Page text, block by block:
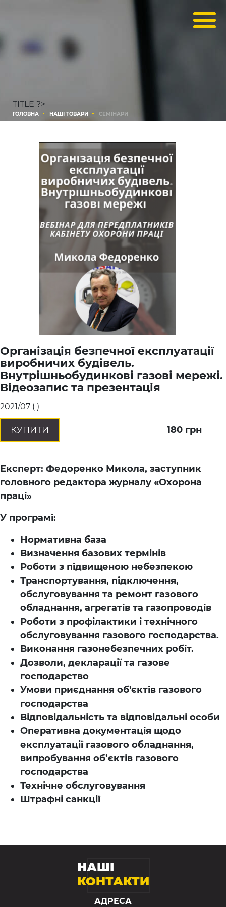
TITLE ?>
ГОЛОВНА НАШІ ТОВАРИ СЕМІНАРИ
Організація безпечної експлуатації
виробничих будівель.
Внутрішньобудинкові газові мережі.
Відеозапис та презентація
2021/07 ( )
КУПИТИ 180 грн
Експерт: Федоренко Микола, заступник
головного редактора журналу «Охорона
праці»
У програмі:
Нормативна база
Визначення базових термінів
Роботи з підвищеною небезпекою
Транспортування, підключення,
обслуговування та ремонт газового
обладнання, агрегатів та газопроводів
Роботи з профілактики і технічного
обслуговування газового господарства.
Виконання газонебезпечних робіт.
Дозволи, декларації та газове
господарство
Умови приєднання об'єктів газового
господарства
Відповідальність та відповідальні особи
Оперативна документація щодо
експлуатації газового обладнання,
випробування об’єктів газового
господарства
Технічне обслуговування
Штрафні санкції
НАШІ
КОНТАКТИ
АДРЕСА